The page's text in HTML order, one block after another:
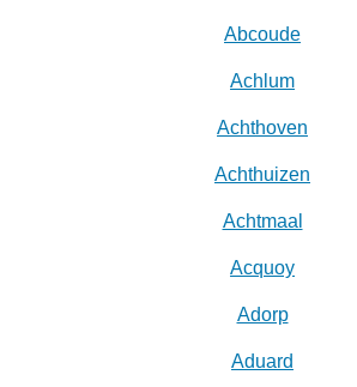
Abcoude
Achlum
Achthoven
Achthuizen
Achtmaal
Acquoy
Adorp
Aduard